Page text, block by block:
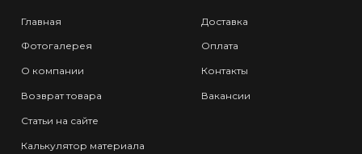
Главная
Фотогалерея
О компании
Возврат товара
Статьи на сайте
Калькулятор материала
Доставка
Оплата
Контакты
Вакансии